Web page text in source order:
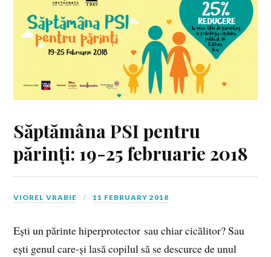
Săptămâna PSI pentru
părinți: 19-25 februarie 2018
VIOREL VRABIE 11 FEBRUARY 2018
Ești un părinte hiperprotector sau chiar cicălitor? Sau
ești genul care-și lasă copilul să se descurce de unul